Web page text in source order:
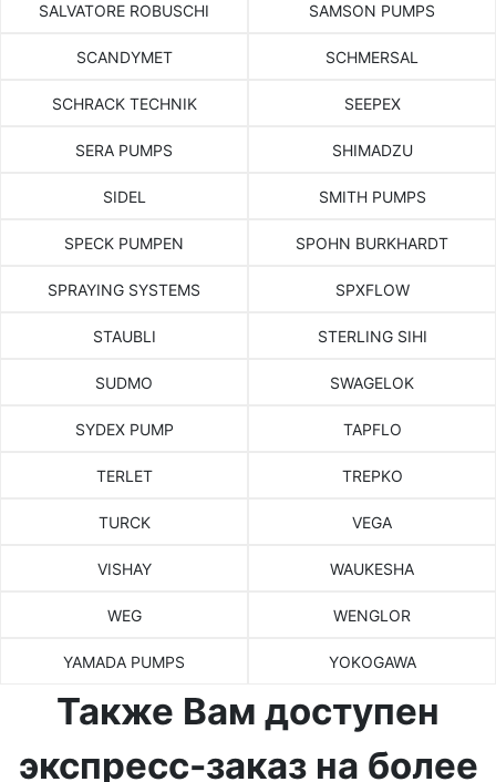
SALVATORE ROBUSCHI SAMSON PUMPS
SCANDYMET SCHMERSAL
SCHRACK TECHNIK SEEPEX
SERA PUMPS SHIMADZU
SIDEL SMITH PUMPS
SPECK PUMPEN SPOHN BURKHARDT
SPRAYING SYSTEMS SPXFLOW
STAUBLI STERLING SIHI
SUDMO SWAGELOK
SYDEX PUMP TAPFLO
TERLET TREPKO
TURCK VEGA
VISHAY WAUKESHA
WEG WENGLOR
YAMADA PUMPS YOKOGAWA
Также Вам доступен
экспресс-заказ на более